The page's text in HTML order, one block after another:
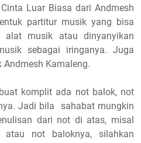
Luar Biasa dari Andmesh
partitur musik yang bisa
alat musik atau dinyanyikan
sebagai iringanya. Juga
Kamaleng.
komplit ada not balok, not
Jadi bila sahabat mungkin
dari not di atas, misal
not baloknya, silahkan